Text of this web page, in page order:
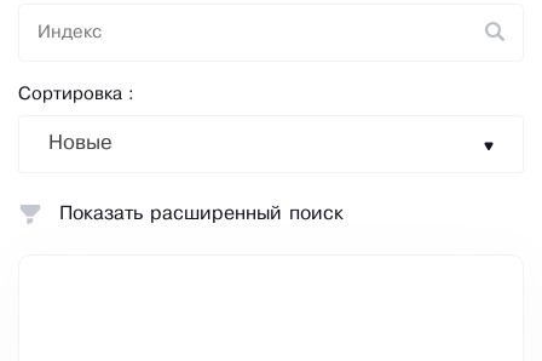
Сортировка :
Новые
Показать расширенный поиск